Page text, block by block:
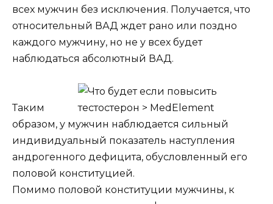
всех мужчин без исключения. Получается, что
относительный ВАД ждет рано или поздно
каждого мужчину, но не у всех будет
наблюдаться абсолютный ВАД.
Таким
образом, у мужчин наблюдается сильный
индивидуальный показатель наступления
андрогенного дефицита, обусловленный его
половой конституцией.
Помимо половой конституции мужчины, к